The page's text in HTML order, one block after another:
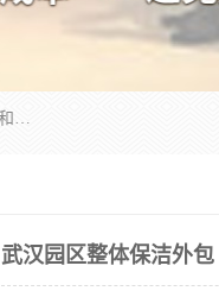
专业提供光谷物业保洁、关谷日常保洁、光谷保洁外包及武汉其他城区的单位日常保洁 武汉德聚和物业管理有限公司致力于打造中国专业物业保洁服务、日常保洁及其他保洁清洗外包服务。自公司成立以来提倡以先进的物业管理理念和模式经营，谋篇布局，以“至诚服务、精益求精、规范管理、锐意拓新”为质量方针，强化内部管理，为业主提供专业化、标准化和精细化的全方位物业服务，管理服务水平得到了广大业主和业内人士的一致好评。
武汉园区整体保洁外